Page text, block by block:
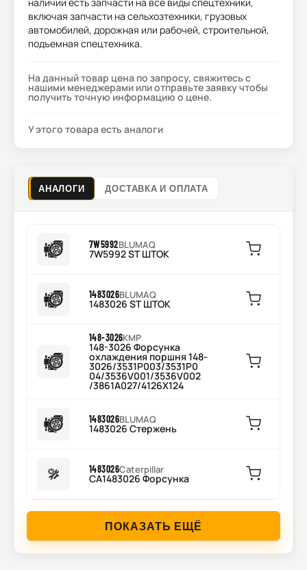
включая запчасти на сельхозтехники, грузовых
автомобилей, дорожная или рабочей, строительной,
подъемная спецтехника.
На данный товар цена по запросу, свяжитесь с
нашими менеджерами или отправьте заявку чтобы
получить точную информацию о цене.
У этого товара есть аналоги
АНАЛОГИ ДОСТАВКА И ОПЛАТА
7W5992BLUMAQ
7W5992 ST ШТОК
1483026BLUMAQ
1483026 ST ШТОК
148-3026KMP
148-3026 Форсунка
охлаждения поршня 148-
3026/3531P003/3531P0
04/3536V001/3536V002
/3861A027/4126X124
1483026BLUMAQ
1483026 Стержень
1483026Caterpillar
CA1483026 Форсунка
ПОКАЗАТЬ ЕЩЁ